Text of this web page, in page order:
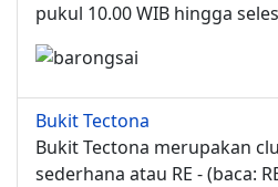
pukul 10.00 WIB hingga
Bukit Tectona
Bukit Tectona merupakan
sederhana atau RE - (baca: